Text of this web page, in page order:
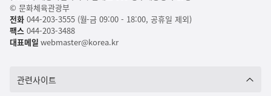
© 문화체육관광부
전화044-203-3555 (월-금 09:00 - 18:00, 공휴일 제외)
팩스044-203-3488
대표메일 webmaster@korea.kr
관련사이트